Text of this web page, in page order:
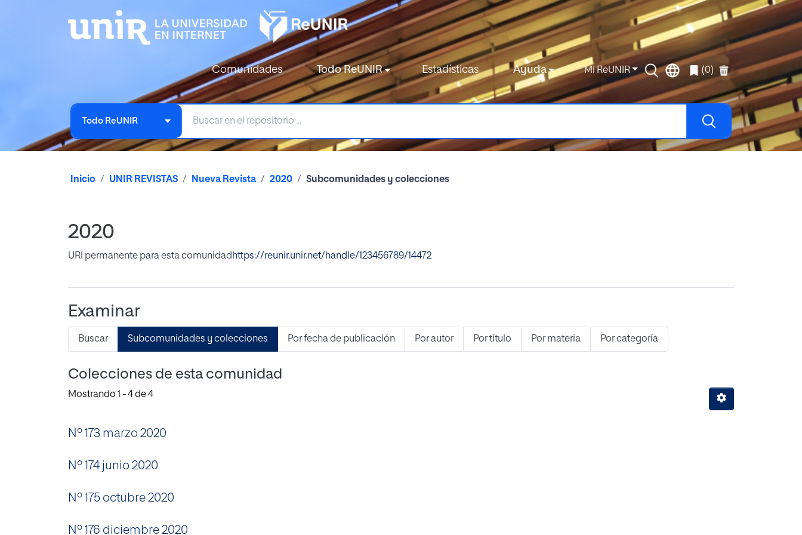
Comunidades Todo ReUNIR Estadísticas Ayuda Mi ReUNIR (0)
Todo ReUNIR
Inicio UNIR REVISTAS Nueva Revista 2020 Subcomunidades y colecciones
2020
URI permanente para esta comunidad https://reunir.unir.net/handle/123456789/14472
Examinar
Buscar Subcomunidades y colecciones Por fecha de publicación Por autor Por título Por materia Por categoría
Colecciones de esta comunidad
Mostrando 1 - 4 de 4
Nº 173 marzo 2020
Nº 174 junio 2020
Nº 175 octubre 2020
Nº 176 diciembre 2020